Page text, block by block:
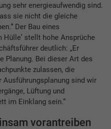
sehr energieaufwendig sind.
sie nicht die gleiche
Der Bau eines
Hülleʼ stellt hohe Ansprüche
deutlich: „Er
Planung. Bei dieser Art des
zulassen, die
Ausführungsplanung sind wir
Lüftung und
im Einklang sein.“
vorantreiben